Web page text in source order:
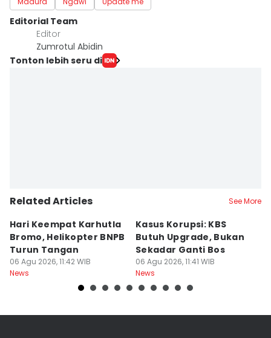
Editorial Team
Editor
Zumrotul Abidin
Tonton lebih seru di
Related Articles See More
Hari Keempat Karhutla
Bromo, Helikopter BNPB
Turun Tangan
06 Agu 2026, 11:42 WIB
News
Kasus Korupsi: KBS
Butuh Upgrade, Bukan
Sekadar Ganti Bos
06 Agu 2026, 11:41 WIB
News